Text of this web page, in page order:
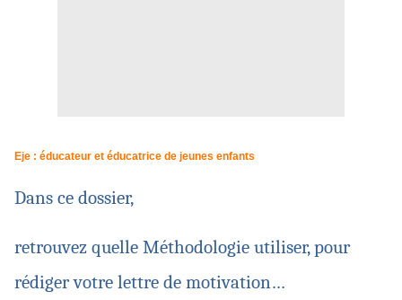
Eje : éducateur et éducatrice de jeunes enfants
Dans ce dossier,
retrouvez quelle Méthodologie utiliser, pour
rédiger votre lettre de motivation…